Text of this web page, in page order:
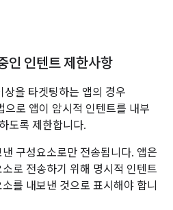
인 인텐트 제한사항
을 타겟팅하는 앱의 경우
로 앱이 암시적 인텐트를 내부
도록 제한합니다.
구성요소로만 전송됩니다. 앱은
로 전송하기 위해 명시적 인텐트
를 내보낸 것으로 표시해야 합니